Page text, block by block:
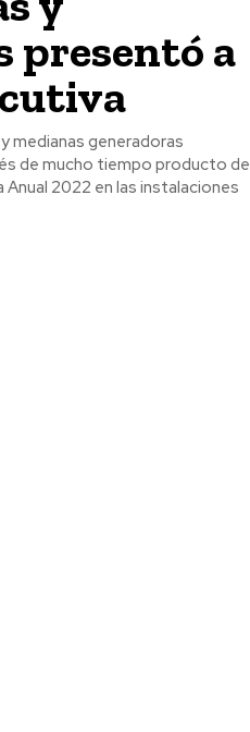
presentó a
medianas generadoras
de mucho tiempo producto de
2022 en las instalaciones